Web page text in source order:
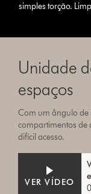
simples torção.
Unidade
espaços
Com um ângulo de
compartimentos de
difícil acesso.
VER VÍDEO